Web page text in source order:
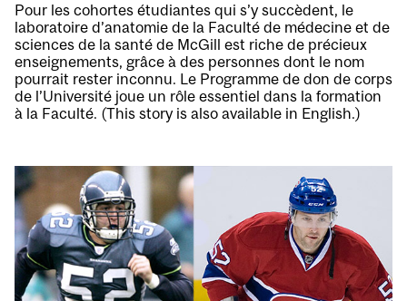
Pour les cohortes étudiantes qui s’y succèdent, le
laboratoire d’anatomie de la Faculté de médecine et de
sciences de la santé de McGill est riche de précieux
enseignements, grâce à des personnes dont le nom
pourrait rester inconnu. Le Programme de don de corps
de l’Université joue un rôle essentiel dans la formation
à la Faculté. (This story is also available in English.)